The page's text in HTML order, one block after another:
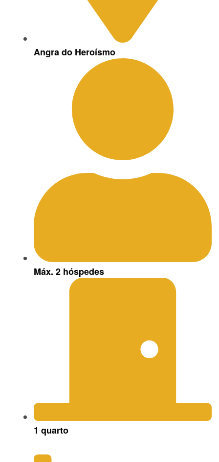
Angra do Heroísmo
Máx. 2 hóspedes
1 quarto